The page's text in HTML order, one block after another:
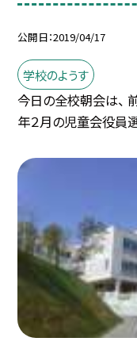
公開日 2019/04/17
学校のようす
今日の全校朝会は、
年２月の児童会役員